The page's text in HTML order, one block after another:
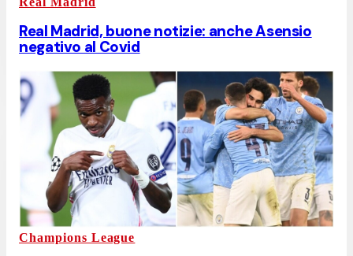
Real Madrid, buone notizie: anche Asensio
negativo al Covid
Champions League